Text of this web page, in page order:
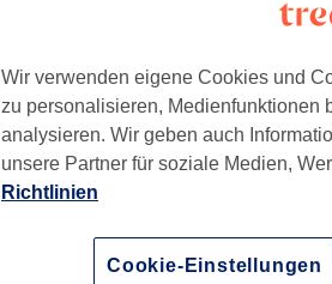
, 10115
PREMIUM Pedicure
Wir verwenden eigene Cookies und
zu personalisieren, Medienfunktionen
analysieren. Wir geben auch
unsere Partner für soziale Medien,
Richtlinien
Cookie-Einstellungen